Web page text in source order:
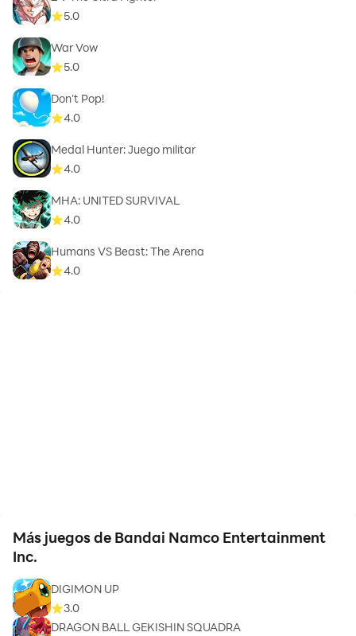
5.0
War Vow
5.0
Don't Pop!
4.0
Medal Hunter: Juego militar
4.0
MHA: UNITED SURVIVAL
4.0
Humans VS Beast: The Arena
4.0
Más juegos de Bandai Namco Entertainment
Inc.
DIGIMON UP
3.0
DRAGON BALL GEKISHIN SQUADRA